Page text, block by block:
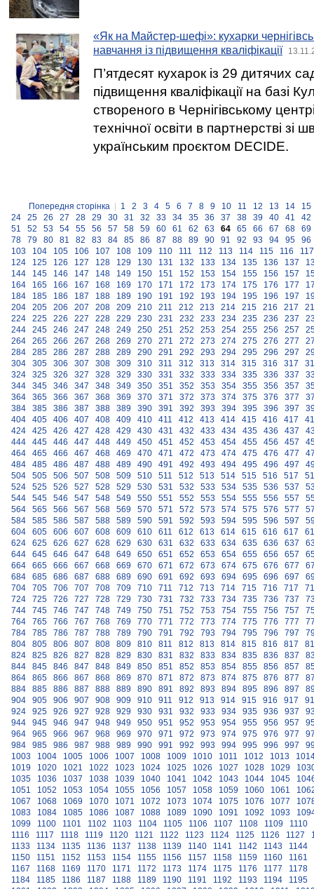
«Як на Майстер-шефі»: кухарки
навчання із підвищення кваліфікації
П’ятдесят кухарок із 29 дитячих
підвищення кваліфікації на базі
створеного в Чернігівському
технічної освіти в партнерстві зі
українським проєктом DECIDE.
Попередня сторінка 1 2 3 4 5 6 7 8 9 10 11 12 13 14
15
24
25 26 27 28 29 30 31 32 33 34 35 36 37 38 39 40 41
42
51
52 53 54 55 56 57 58 59 60 61 62 63 64 65 66 67 68
69
78
79 80 81 82 83 84 85 86 87 88 89 90 91 92 93 94 95
96
103
104 105 106 107 108 109 110 111 112 113 114 115 116
117
124
125 126 127 128 129 130 131 132 133 134 135 136 137
144
145 146 147 148 149 150 151 152 153 154 155 156 157
164
165 166 167 168 169 170 171 172 173 174 175 176 177
184
185 186 187 188 189 190 191 192 193 194 195 196 197
204
205 206 207 208 209 210 211 212 213 214 215 216 217
224
225 226 227 228 229 230 231 232 233 234 235 236 237
244
245 246 247 248 249 250 251 252 253 254 255 256 257
264
265 266 267 268 269 270 271 272 273 274 275 276 277
284
285 286 287 288 289 290 291 292 293 294 295 296 297
304
305 306 307 308 309 310 311 312 313 314 315 316 317
324
325 326 327 328 329 330 331 332 333 334 335 336 337
344
345 346 347 348 349 350 351 352 353 354 355 356 357
364
365 366 367 368 369 370 371 372 373 374 375 376 377
384
385 386 387 388 389 390 391 392 393 394 395 396 397
404
405 406 407 408 409 410 411 412 413 414 415 416 417
424
425 426 427 428 429 430 431 432 433 434 435 436 437
444
445 446 447 448 449 450 451 452 453 454 455 456 457
464
465 466 467 468 469 470 471 472 473 474 475 476 477
484
485 486 487 488 489 490 491 492 493 494 495 496 497
504
505 506 507 508 509 510 511 512 513 514 515 516 517
524
525 526 527 528 529 530 531 532 533 534 535 536 537
544
545 546 547 548 549 550 551 552 553 554 555 556 557
564
565 566 567 568 569 570 571 572 573 574 575 576 577
584
585 586 587 588 589 590 591 592 593 594 595 596 597
604
605 606 607 608 609 610 611 612 613 614 615 616 617
624
625 626 627 628 629 630 631 632 633 634 635 636 637
644
645 646 647 648 649 650 651 652 653 654 655 656 657
664
665 666 667 668 669 670 671 672 673 674 675 676 677
684
685 686 687 688 689 690 691 692 693 694 695 696 697
704
705 706 707 708 709 710 711 712 713 714 715 716 717
724
725 726 727 728 729 730 731 732 733 734 735 736 737
744
745 746 747 748 749 750 751 752 753 754 755 756 757
764
765 766 767 768 769 770 771 772 773 774 775 776 777
784
785 786 787 788 789 790 791 792 793 794 795 796 797
804
805 806 807 808 809 810 811 812 813 814 815 816 817
824
825 826 827 828 829 830 831 832 833 834 835 836 837
844
845 846 847 848 849 850 851 852 853 854 855 856 857
864
865 866 867 868 869 870 871 872 873 874 875 876 877
884
885 886 887 888 889 890 891 892 893 894 895 896 897
904
905 906 907 908 909 910 911 912 913 914 915 916 917
924
925 926 927 928 929 930 931 932 933 934 935 936 937
944
945 946 947 948 949 950 951 952 953 954 955 956 957
964
965 966 967 968 969 970 971 972 973 974 975 976 977
984
985 986 987 988 989 990 991 992 993 994 995 996 997
1003
1004 1005 1006 1007 1008 1009 1010 1011 1012 1013
1019
1020 1021 1022 1023 1024 1025 1026 1027 1028 1029
1035
1036 1037 1038 1039 1040 1041 1042 1043 1044 1045
1051
1052 1053 1054 1055 1056 1057 1058 1059 1060 1061
1067
1068 1069 1070 1071 1072 1073 1074 1075 1076 1077
1083
1084 1085 1086 1087 1088 1089 1090 1091 1092 1093
1099
1100 1101 1102 1103 1104 1105 1106 1107 1108 1109
1110
1116
1117 1118 1119 1120 1121 1122 1123 1124 1125 1126 1127
1133
1134 1135 1136 1137 1138 1139 1140 1141 1142 1143
1144
1150
1151 1152 1153 1154 1155 1156 1157 1158 1159 1160
1161
1167
1168 1169 1170 1171 1172 1173 1174 1175 1176 1177
1178
1184
1185 1186 1187 1188 1189 1190 1191 1192 1193 1194
1195